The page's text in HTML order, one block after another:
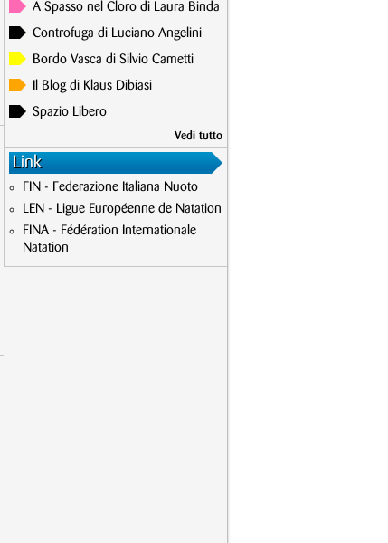
A Spasso nel Cloro di Laura Binda
Controfuga di Luciano Angelini
Bordo Vasca di Silvio Cametti
Il Blog di Klaus Dibiasi
Spazio Libero
Vedi tutto
Link
FIN - Federazione Italiana Nuoto
LEN - Ligue Européenne de Natation
FINA - Fédération Internationale
Natation